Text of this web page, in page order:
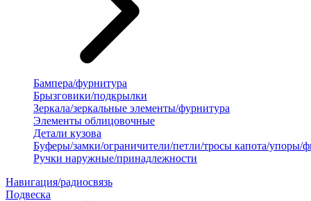
Бампера/фурнитура
Брызговики/подкрылки
Зеркала/зеркальные элементы/фурнитура
Элементы облицовочные
Детали кузова
Буферы/замки/ограничители/петли/тросы капота/упоры/
Ручки наружные/принадлежности
Навигация/радиосвязь
Подвеска